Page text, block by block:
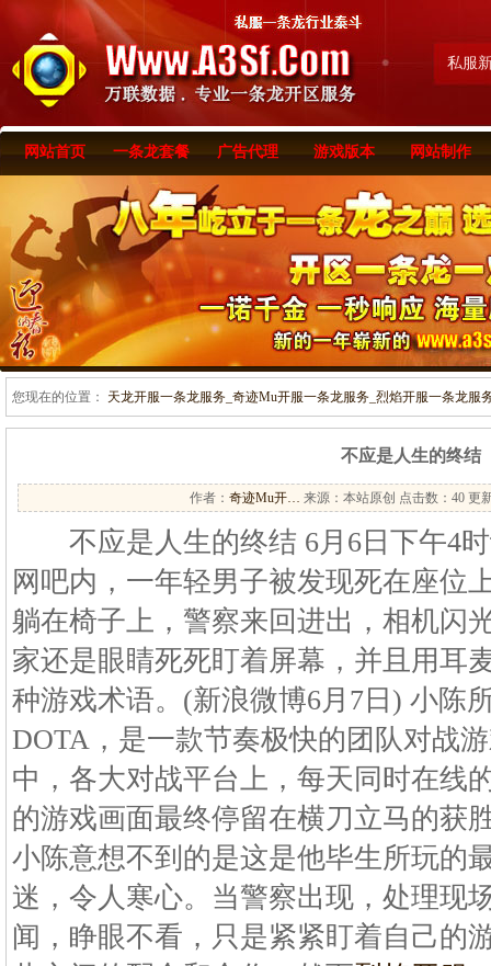
私服
网站首页 一条龙套餐 广告代理 游戏版本 网站制作
您现在的位置： 天龙开服一条龙服务_奇迹Mu开服一条龙服务_烈焰开服一条龙服
不应是人生的终结
作者： 奇迹Mu开… 来源：本站原创 点击数： 40 更
不应是人生的终结 6月6日下午4时
网吧内，一年轻男子被发现死在座位
躺在椅子上，警察来回进出，相机闪
家还是眼睛死死盯着屏幕，并且用耳
种游戏术语。(新浪微博6月7日) 小陈
DOTA，是一款节奏极快的团队对战
中，各大对战平台上，每天同时在线
的游戏画面最终停留在横刀立马的获
小陈意想不到的是这是他毕生所玩的
迷，令人寒心。当警察出现，处理现
闻，睁眼不看，只是紧紧盯着自己的